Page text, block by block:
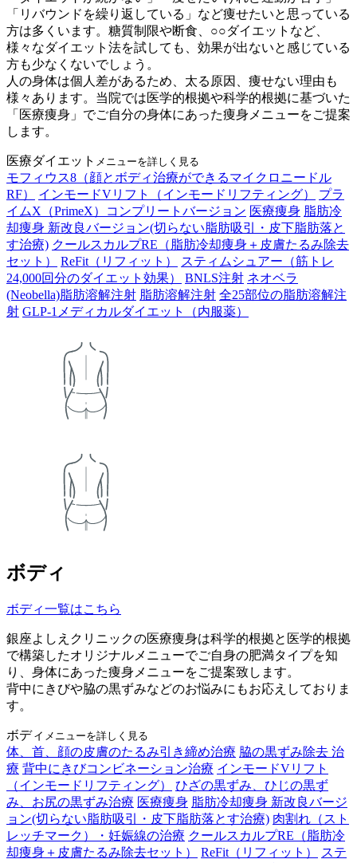
「リバウンドを繰り返している」など痩せたいと思っている
方は多くいます。糖質制限や断食、○○ダイエットなど、
様々なダイエット法を試しても、効果が出ないと感じている
方も少なくないでしょう。
人の身体は個人差があるため、太る原因、痩せない理由も
様々あります。当院では医学的根拠や科学的根拠に基づいた
「医療痩身」でご自分の身体にあった痩身メニューをご提案
します。
医療ダイエット メニューを詳しく見る
モフィウス8（顔とボディ治療ができるマイクロニードル
RF）
インモードVリフト（インモードリフティング）
プラ
イムX（PrimeX）コンプリートバージョン 医療痩身 脂肪冷
却痩身 新改良バージョン(切らない脂肪吸引・皮下脂肪落と
す治療) クールスカルプRE（脂肪冷却痩身＋皮膚たるみ除去
セット）
ReFit（リフィット）
スティムシュアー（筋トレ
24,000回分のダイエット効果）
BNLS注射 ネオベラ
(Neobella)脂肪溶解注射 脂肪溶解注射 全25部位の脂肪溶解注
射 GLP-1メディカルダイエット（内服薬）
ボディ
ボディ一覧はこちら
銀座よしえクリニックの医療痩身は科学的根拠と医学的根拠
で構築したオリジナルメニューでご自身の肥満タイプを知
り、身体にあった痩身メニューをご提案致します。
背中にきびや脇の黒ずみなどのお悩みにもお応えしておりま
す。
ボディ メニューを詳しく見る
体、首、顔の皮膚のたるみ引き締め治療 脇の黒ずみ除去 治
療 背中にきびコンビネーション治療 インモードVリフト
（インモードリフティング）
ひざの黒ずみ、ひじの黒ず
み、お尻の黒ずみ治療 医療痩身 脂肪冷却痩身 新改良バージ
ョン(切らない脂肪吸引・皮下脂肪落とす治療) 肉割れ（スト
レッチマーク）・妊娠線の治療 クールスカルプRE（脂肪冷
却痩身＋皮膚たるみ除去セット）
ReFit（リフィット）
ステ